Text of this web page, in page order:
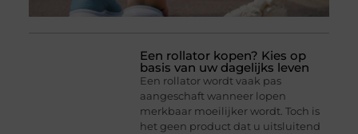
Een rollator kopen? Kies op
basis van uw dagelijks leven
Een rollator wordt vaak pas
aangeschaft wanneer lopen
merkbaar moeilijker wordt. Toch is
het geen product dat u uitsluitend